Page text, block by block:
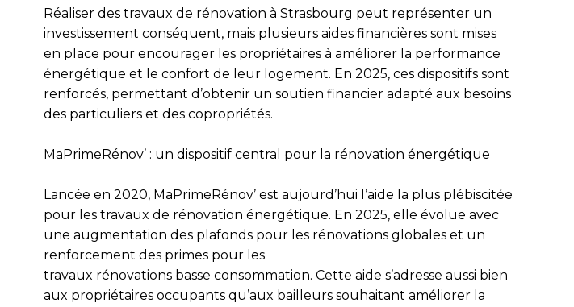
Réaliser des travaux de rénovation à Strasbourg peut représenter un
investissement conséquent, mais plusieurs aides financières sont mises
en place pour encourager les propriétaires à améliorer la performance
énergétique et le confort de leur logement. En 2025, ces dispositifs sont
renforcés, permettant d’obtenir un soutien financier adapté aux besoins
des particuliers et des copropriétés.
MaPrimeRénov’ : un dispositif central pour la rénovation énergétique
Lancée en 2020, MaPrimeRénov’ est aujourd’hui l’aide la plus plébiscitée
pour les travaux de rénovation énergétique. En 2025, elle évolue avec
une augmentation des plafonds pour les rénovations globales et un
renforcement des primes pour les
travaux rénovations basse consommation. Cette aide s’adresse aussi bien
aux propriétaires occupants qu’aux bailleurs souhaitant améliorer la